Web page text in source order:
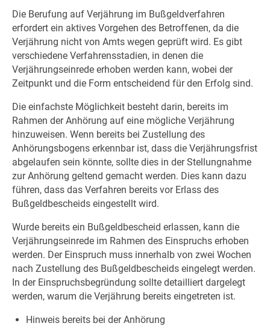
Die Berufung auf Verjährung im Bußgeldverfahren
erfordert ein aktives Vorgehen des Betroffenen, da die
Verjährung nicht von Amts wegen geprüft wird. Es gibt
verschiedene Verfahrensstadien, in denen die
Verjährungseinrede erhoben werden kann, wobei der
Zeitpunkt und die Form entscheidend für den Erfolg sind.
Die einfachste Möglichkeit besteht darin, bereits im
Rahmen der Anhörung auf eine mögliche Verjährung
hinzuweisen. Wenn bereits bei Zustellung des
Anhörungsbogens erkennbar ist, dass die Verjährungsfrist
abgelaufen sein könnte, sollte dies in der Stellungnahme
zur Anhörung geltend gemacht werden. Dies kann dazu
führen, dass das Verfahren bereits vor Erlass des
Bußgeldbescheids eingestellt wird.
Wurde bereits ein Bußgeldbescheid erlassen, kann die
Verjährungseinrede im Rahmen des Einspruchs erhoben
werden. Der Einspruch muss innerhalb von zwei Wochen
nach Zustellung des Bußgeldbescheids eingelegt werden.
In der Einspruchsbegründung sollte detailliert dargelegt
werden, warum die Verjährung bereits eingetreten ist.
Hinweis bereits bei der Anhörung